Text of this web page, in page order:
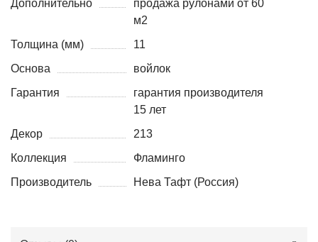
Дополнительно
продажа рулонами от 60
м2
Толщина (мм)
11
Основа
войлок
Гарантия
гарантия производителя
15 лет
Декор
213
Коллекция
Фламинго
Производитель
Нева Тафт (Россия)